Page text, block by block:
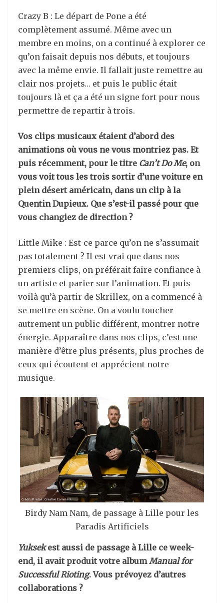
Crazy B : Le départ de Pone a été
complètement assumé. Même avec un
membre en moins, on a continué à explorer ce
qu’on faisait depuis nos débuts, et toujours
avec la même envie. Il fallait juste remettre au
clair nos projets… et puis le public était
toujours là et ça a été un signe fort pour nous
permettre de repartir à trois.
Vos clips musicaux étaient d’abord des
animations où vous ne vous montriez pas. Et
puis récemment, pour le titre Can’t Do Me, on
vous voit tous les trois sortir d’une voiture en
plein désert américain, dans un clip à la
Quentin Dupieux. Que s’est-il passé pour que
vous changiez de direction ?
Little Mike : Est-ce parce qu’on ne s’assumait
pas totalement ? Il est vrai que dans nos
premiers clips, on préférait faire confiance à
un artiste et parier sur l’animation. Et puis
voilà qu’à partir de Skrillex, on a commencé à
se mettre en scène. On a voulu toucher
autrement un public différent, montrer notre
énergie. Apparaître dans nos clips, c’est une
manière d’être plus présents, plus proches de
ceux qui écoutent et apprécient notre
musique.
Birdy Nam Nam, de passage à Lille pour les
Paradis Artificiels
Yuksekest aussi de passage à Lille ce week-
end, il avait produit votre albumManual for
Successful Rioting. Vous prévoyez d’autres
collaborations ?